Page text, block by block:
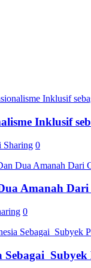
Inklusif
Sharing 0
Amanah
0
Sebagai Subyek